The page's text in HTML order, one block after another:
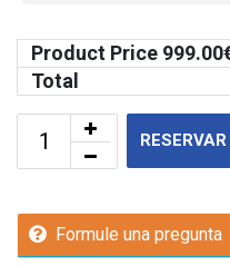
Product Price 999.00
Total
RESERVAR
Formule una pregunta